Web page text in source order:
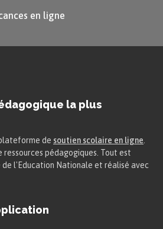
du matin OU de l’après-midi.
en ligne
la plus
de soutien scolaire en ligne
ressources pédagogiques. Tout est
l'Education Nationale et réalisé avec